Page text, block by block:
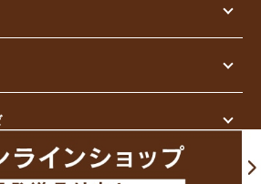
Co.,Ltd. All Rights Reserved.